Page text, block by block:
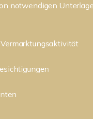
notwendigen